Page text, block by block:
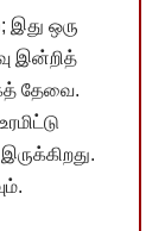
இது ஒரு
இன்றித்
தேவை.